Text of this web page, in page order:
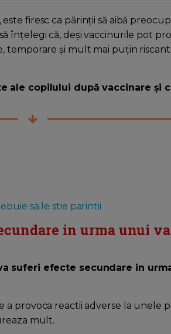
firesc ca părinții să aibă
înțelegi că, deși vaccinurile pot
temporare și mult mai puțin
ale copilului după vaccinare și
sa le stie parintii
in urma unui
suferi efecte secundare in
provoca reactii adverse la unele
mult.